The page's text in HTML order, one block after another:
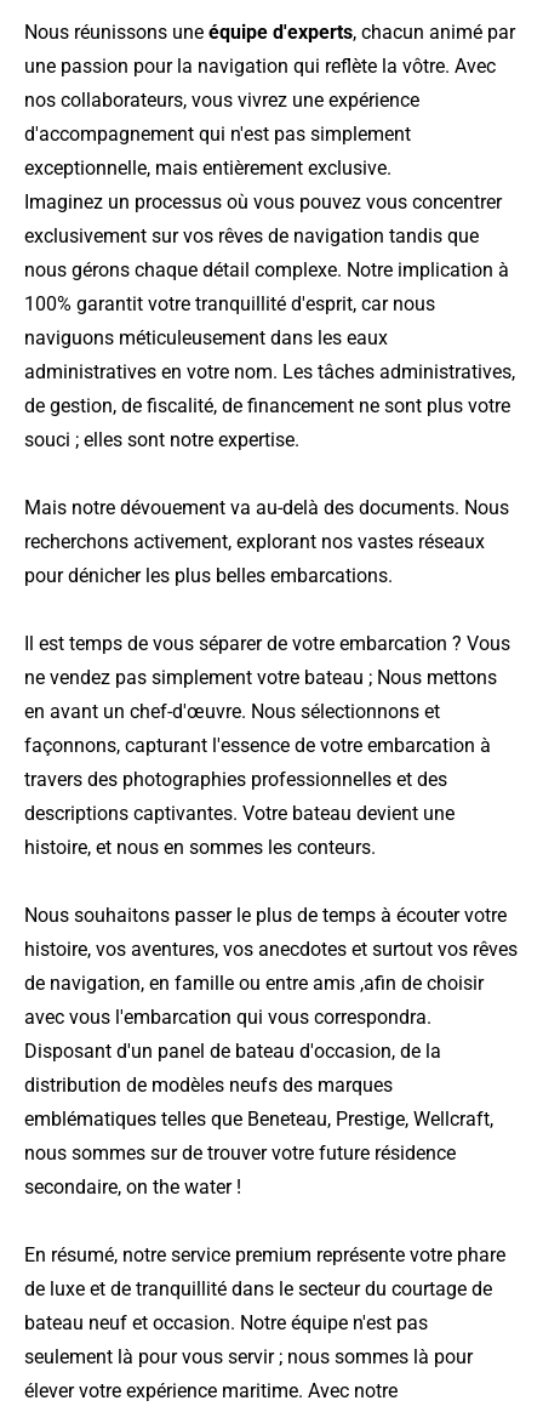
Nous réunissons une équipe d'experts, chacun animé par
une passion pour la navigation qui reflète la vôtre. Avec
nos collaborateurs, vous vivrez une expérience
d'accompagnement qui n'est pas simplement
exceptionnelle, mais entièrement exclusive.
Imaginez un processus où vous pouvez vous concentrer
exclusivement sur vos rêves de navigation tandis que
nous gérons chaque détail complexe. Notre implication à
100% garantit votre tranquillité d'esprit, car nous
naviguons méticuleusement dans les eaux
administratives en votre nom. Les tâches administratives,
de gestion, de fiscalité, de financement ne sont plus votre
souci ; elles sont notre expertise.
Mais notre dévouement va au-delà des documents. Nous
recherchons activement, explorant nos vastes réseaux
pour dénicher les plus belles embarcations.
Il est temps de vous séparer de votre embarcation ? Vous
ne vendez pas simplement votre bateau ; Nous mettons
en avant un chef-d'œuvre. Nous sélectionnons et
façonnons, capturant l'essence de votre embarcation à
travers des photographies professionnelles et des
descriptions captivantes. Votre bateau devient une
histoire, et nous en sommes les conteurs.
Nous souhaitons passer le plus de temps à écouter votre
histoire, vos aventures, vos anecdotes et surtout vos rêves
de navigation, en famille ou entre amis ,afin de choisir
avec vous l'embarcation qui vous correspondra.
Disposant d'un panel de bateau d'occasion, de la
distribution de modèles neufs des marques
emblématiques telles que Beneteau, Prestige, Wellcraft,
nous sommes sur de trouver votre future résidence
secondaire, on the water !
En résumé, notre service premium représente votre phare
de luxe et de tranquillité dans le secteur du courtage de
bateau neuf et occasion. Notre équipe n'est pas
seulement là pour vous servir ; nous sommes là pour
élever votre expérience maritime. Avec notre